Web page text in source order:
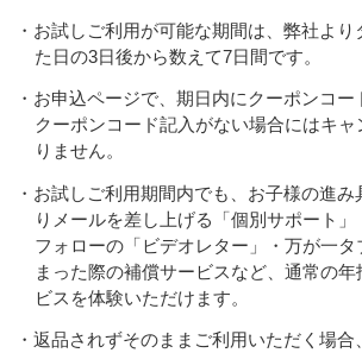
・お試しご利用が可能な期間は、弊社よ
た日の3日後から数えて7日間です。
・お申込ページで、期日内にクーポンコー
クーポンコード記入がない場合にはキ
りません。
・お試しご利用期間内でも、お子様の進み
りメールを差し上げる「個別サポート」
フォローの「ビデオレター」・万が一タ
まった際の補償サービスなど、通常の
ビスを体験いただけます。
・返品されずそのままご利用いただく場